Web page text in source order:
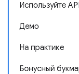
Используйте
Демо
На практике
Бонусный